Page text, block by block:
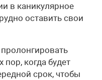
в каникулярное
оставить свои
пор, когда будет
срок, чтобы